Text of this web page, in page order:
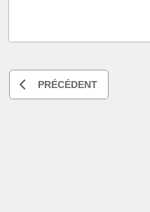
PRÉCÉDENT